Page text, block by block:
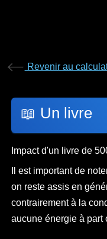
Revenir au
📖 Un livre
Impact d'un livre de
Il est important de
on reste assis en
contrairement à la
aucune énergie à part